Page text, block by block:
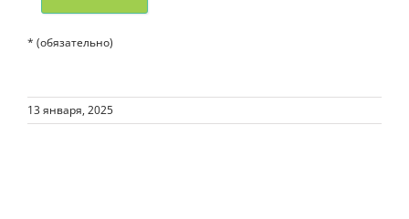
* (обязательно)
13 января, 2025